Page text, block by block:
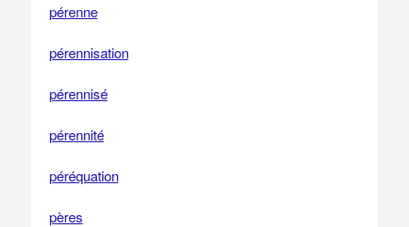
pérenne
pérennisation
pérennisé
pérennité
péréquation
pères